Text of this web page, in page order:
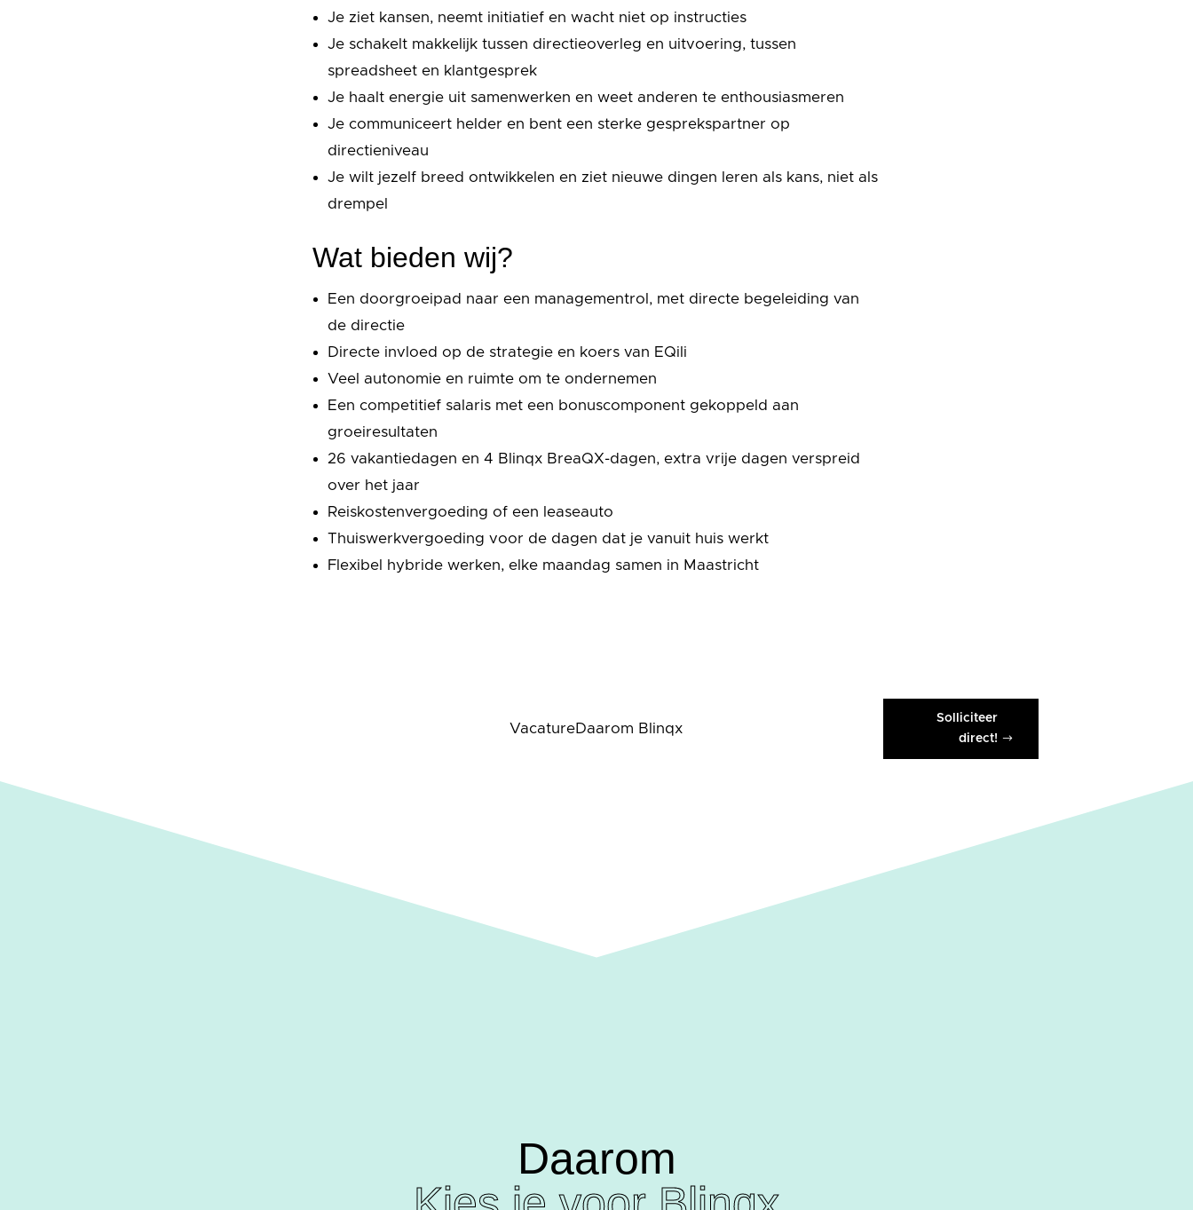
Je ziet kansen, neemt initiatief en wacht niet op instructies
Je schakelt makkelijk tussen directieoverleg en uitvoering, tussen
spreadsheet en klantgesprek
Je haalt energie uit samenwerken en weet anderen te enthousiasmeren
Je communiceert helder en bent een sterke gesprekspartner op
directieniveau
Je wilt jezelf breed ontwikkelen en ziet nieuwe dingen leren als kans, niet als
drempel
Wat bieden wij?
Een doorgroeipad naar een managementrol, met directe begeleiding van
de directie
Directe invloed op de strategie en koers van EQili
Veel autonomie en ruimte om te ondernemen
Een competitief salaris met een bonuscomponent gekoppeld aan
groeiresultaten
26 vakantiedagen en 4 Blinqx BreaQX-dagen, extra vrije dagen verspreid
over het jaar
Reiskostenvergoeding of een leaseauto
Thuiswerkvergoeding voor de dagen dat je vanuit huis werkt
Flexibel hybride werken, elke maandag samen in Maastricht
VacatureDaarom Blinqx
Solliciteer
direct!
Daarom